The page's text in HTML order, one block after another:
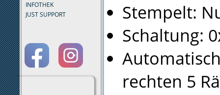
INFOTHEK
JUST SUPPORT
Stempelt:
Schaltung:
rechten 5